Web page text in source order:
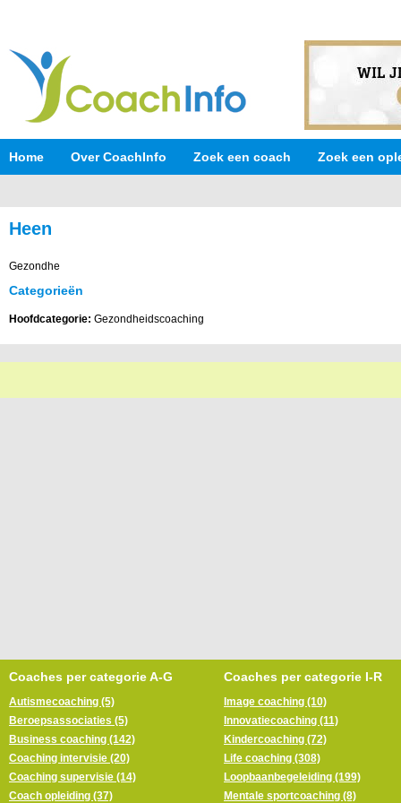
Home Over CoachInfo Zoek een coach Zoek een
Heen
Gezondhe
Categorieën
Hoofdcategorie: Gezondheidscoaching
Coaches per categorie A-G
Autismecoaching (5)
Beroepsassociaties (5)
Business coaching (142)
Coaching intervisie (20)
Coaching supervisie (14)
Coach opleiding (37)
Coaches per categorie I-R
Image coaching (10)
Innovatiecoaching (11)
Kindercoaching (72)
Life coaching (308)
Loopbaanbegeleiding (199)
Mentale sportcoaching (8)